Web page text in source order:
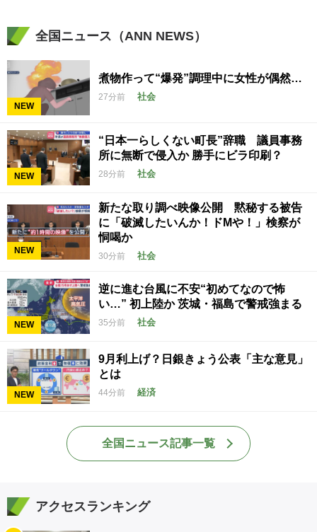
全国ニュース（ANN NEWS）
NEW
煮物作って“爆発”調理中に女性が偶然…
27分前 社会
NEW
“日本一らしくない町長”辞職 議員事務
所に無断で侵入か 勝手にビラ印刷？
28分前 社会
NEW
新たな取り調べ映像公開 黙秘する被告
に「破滅したいんか！ドMや！」検察が
恫喝か
30分前 社会
NEW
逆に進む台風に不安“初めてなので怖
い…” 初上陸か 茨城・福島で警戒強まる
35分前 社会
NEW
9月利上げ？日銀きょう公表「主な意見」
とは
44分前 経済
全国ニュース記事一覧
アクセスランキング